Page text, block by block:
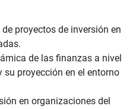
proyectos de inversión en
de las finanzas a nivel
su proyección en el entorno
en organizaciones del